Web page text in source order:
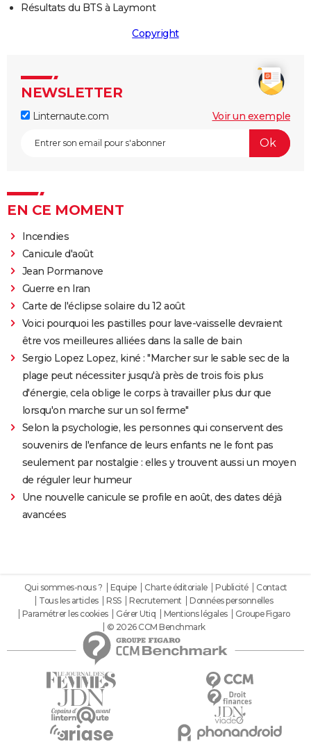
Résultats du BTS à Laymont
Copyright
NEWSLETTER
Linternaute.com Voir un exemple
EN CE MOMENT
Incendies
Canicule d'août
Jean Pormanove
Guerre en Iran
Carte de l'éclipse solaire du 12 août
Voici pourquoi les pastilles pour lave-vaisselle devraient
être vos meilleures alliées dans la salle de bain
Sergio Lopez Lopez, kiné : "Marcher sur le sable sec de la
plage peut nécessiter jusqu'à près de trois fois plus
d'énergie, cela oblige le corps à travailler plus dur que
lorsqu'on marche sur un sol ferme"
Selon la psychologie, les personnes qui conservent des
souvenirs de l'enfance de leurs enfants ne le font pas
seulement par nostalgie : elles y trouvent aussi un moyen
de réguler leur humeur
Une nouvelle canicule se profile en août, des dates déjà
avancées
Qui sommes-nous ? Equipe Charte éditoriale Publicité
Contact
Tous les articles
RSS Recrutement
Données personnelles
Paramétrer les cookies
Gérer Utiq Mentions légales
Groupe Figaro
© 2026 CCM Benchmark